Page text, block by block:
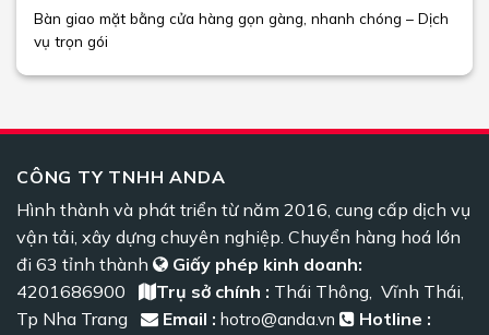
Bàn giao mặt bằng cửa hàng gọn gàng, nhanh chóng – Dịch
vụ trọn gói
CÔNG TY TNHH ANDA
Hình thành và phát triển từ năm 2016, cung cấp dịch vụ
vận tải, xây dựng chuyên nghiệp. Chuyển hàng hoá lớn
đi 63 tỉnh thành
Giấy phép kinh doanh:
4201686900
Trụ sở chính : Thái Thông, Vĩnh Thái,
Tp Nha Trang
Email : hotro@anda.vn Hotline :